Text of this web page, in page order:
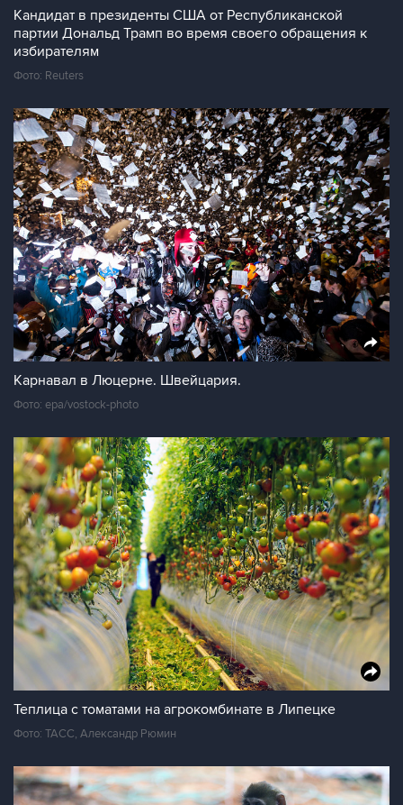
Кандидат в президенты США от Республиканской
партии Дональд Трамп во время своего обращения к
избирателям
Фото: Reuters
Карнавал в Люцерне. Швейцария.
Фото: epa/vostock-photo
Теплица с томатами на агрокомбинате в Липецке
Фото: ТАСС, Александр Рюмин